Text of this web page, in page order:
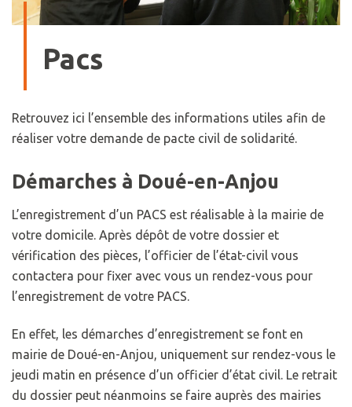
Pacs
Retrouvez ici l’ensemble des informations utiles afin de
réaliser votre demande de pacte civil de solidarité.
Démarches à Doué-en-Anjou
L’enregistrement d’un PACS est réalisable à la mairie de
votre domicile. Après dépôt de votre dossier et
vérification des pièces, l’officier de l’état-civil vous
contactera pour fixer avec vous un rendez-vous pour
l’enregistrement de votre PACS.
En effet, les démarches d’enregistrement se font en
mairie de Doué-en-Anjou, uniquement sur rendez-vous le
jeudi matin en présence d’un officier d’état civil. Le retrait
du dossier peut néanmoins se faire auprès des mairies